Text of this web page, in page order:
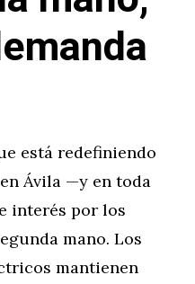
está redefiniendo
Ávila —y en toda
interés por los
mano. Los
mantienen